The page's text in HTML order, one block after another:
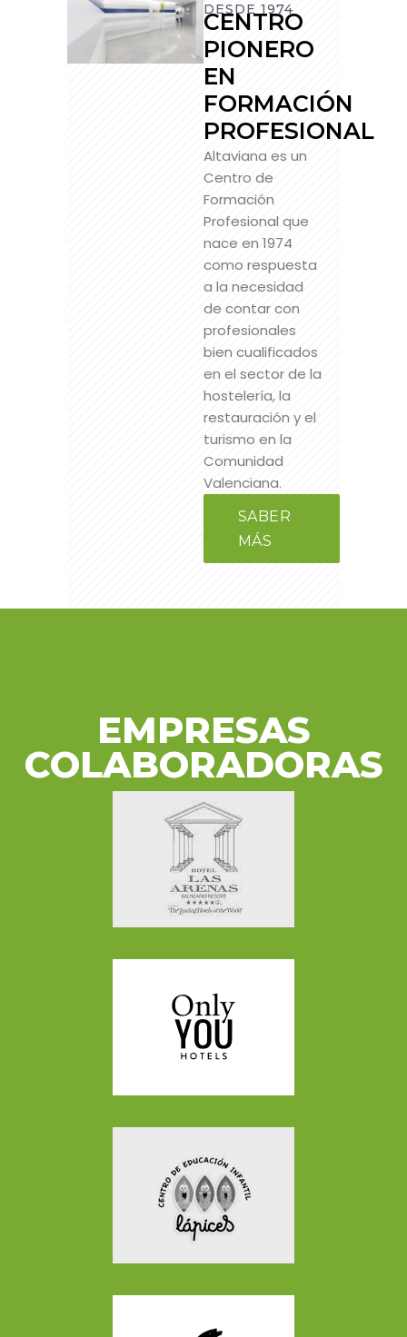
DESDE 1974
CENTRO
PIONERO
EN
FORMACIÓN
PROFESIONAL
Altaviana es un
Centro de
Formación
Profesional que
nace en 1974
como respuesta
a la necesidad
de contar con
profesionales
bien cualificados
en el sector de la
hostelería, la
restauración y el
turismo en la
Comunidad
Valenciana.
SABER
MÁS
EMPRESAS
COLABORADORAS